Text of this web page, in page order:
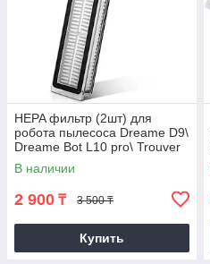
HEPA фильтр (2шт) для
робота пылесоса Dreame D9\
Dreame Bot L10 pro\ Trouver
LDS\ Dreame D10S pro\F9 pro
В наличии
2 900 ₸ 3 500 ₸
Купить